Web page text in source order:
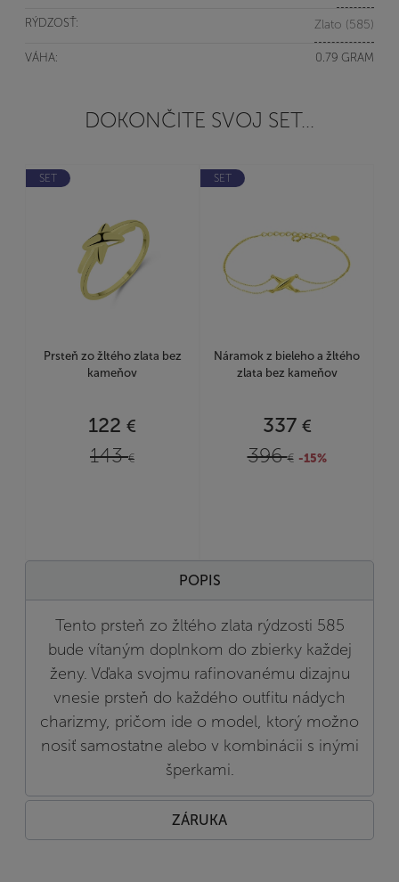
RÝDZOSŤ: Zlato (585)
VÁHA: 0.79 GRAM
DOKONČITE SVOJ SET...
SET
Prsteň zo žltého zlata bez
kameňov
122 €
143€
SET
Náramok z bieleho a žltého
zlata bez kameňov
337 €
396€ -15%
POPIS
Tento prsteň zo žltého zlata rýdzosti 585
bude vítaným doplnkom do zbierky každej
ženy. Vďaka svojmu rafinovanému dizajnu
vnesie prsteň do každého outfitu nádych
charizmy, pričom ide o model, ktorý možno
nosiť samostatne alebo v kombinácii s inými
šperkami.
ZÁRUKA